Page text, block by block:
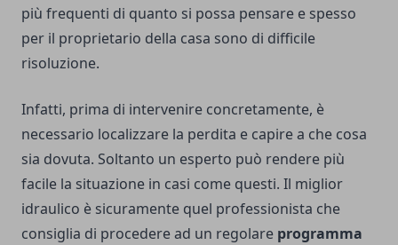
più frequenti di quanto si possa pensare e spesso
per il proprietario della casa sono di difficile
risoluzione.
Infatti, prima di intervenire concretamente, è
necessario localizzare la perdita e capire a che cosa
sia dovuta. Soltanto un esperto può rendere più
facile la situazione in casi come questi. Il miglior
idraulico è sicuramente quel professionista che
consiglia di procedere ad un regolare programma